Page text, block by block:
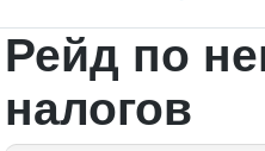
Рейд по
налогов